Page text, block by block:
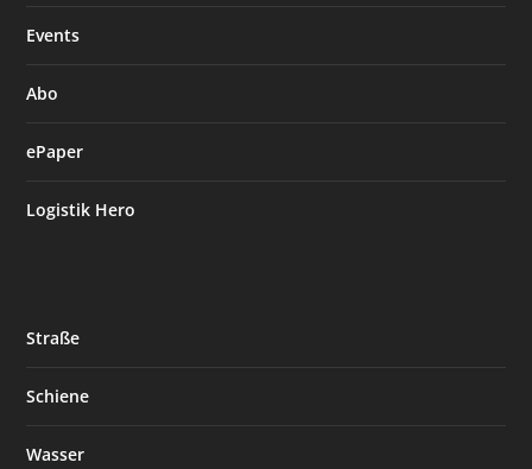
Events
Abo
ePaper
Logistik Hero
Straße
Schiene
Wasser